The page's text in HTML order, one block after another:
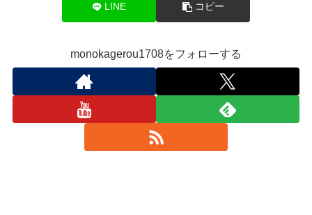
LINE コピー
monokagerou1708をフォローする